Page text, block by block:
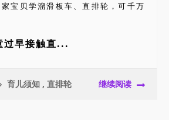
宝贝学溜滑板车、直排轮，可千万
过早接触直...
育儿须知 , 直排轮 继续阅读